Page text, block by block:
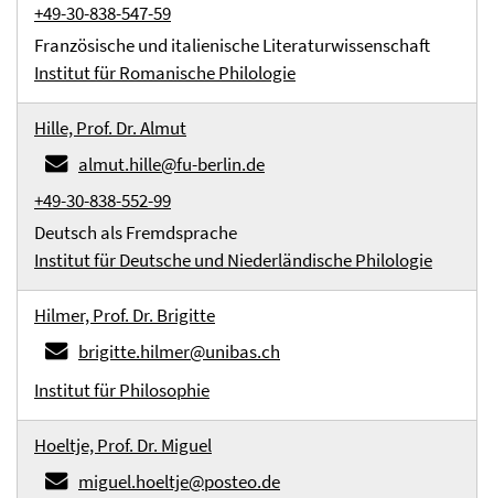
+49-30-838-547-59
Französische und italienische Literaturwissenschaft
Institut für Romanische Philologie
Hille, Prof. Dr. Almut
almut.hille@fu-berlin.de
+49-30-838-552-99
Deutsch als Fremdsprache
Institut für Deutsche und Niederländische Philologie
Hilmer, Prof. Dr. Brigitte
brigitte.hilmer@unibas.ch
Institut für Philosophie
Hoeltje, Prof. Dr. Miguel
miguel.hoeltje@posteo.de